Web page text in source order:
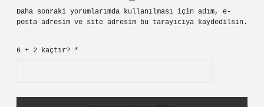
Daha sonraki yorumlarımda kullanılması için adım, e-
posta adresim ve site adresim bu tarayıcıya kaydedilsin.
6 + 2 kaçtır? *